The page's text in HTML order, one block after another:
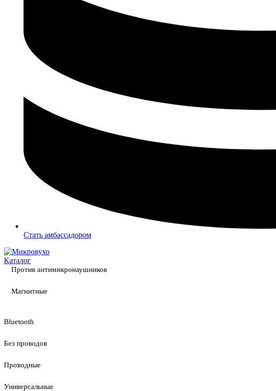
Стать амбассадором
Каталог
Против антимикронаушников
Магнитные
Bluetooth
Без проводов
Проводные
Универсальные